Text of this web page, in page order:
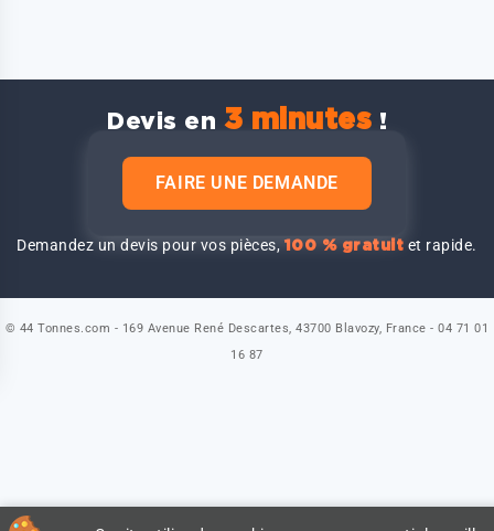
Devis en 3 minutes !
FAIRE UNE DEMANDE
Demandez un devis pour vos pièces,100 % gratuit et rapide.
© 44 Tonnes.com - 169 Avenue René Descartes, 43700 Blavozy, France - 04 71 01
16 87